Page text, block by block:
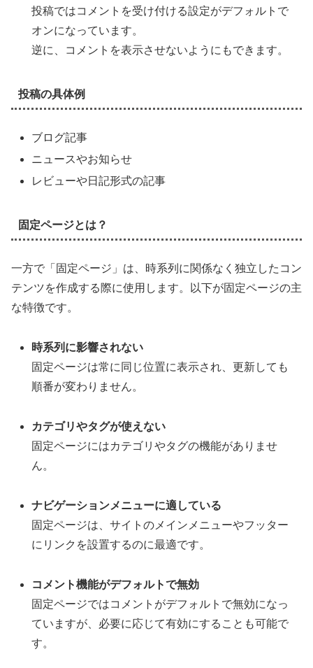
投稿ではコメントを受け付ける設定がデフォルトで
オンになっています。
逆に、コメントを表示させないようにもできます。
投稿の具体例
ブログ記事
ニュースやお知らせ
レビューや日記形式の記事
固定ページとは？
一方で「固定ページ」は、時系列に関係なく独立したコン
テンツを作成する際に使用します。以下が固定ページの主
な特徴です。
時系列に影響されない
固定ページは常に同じ位置に表示され、更新しても
順番が変わりません。
カテゴリやタグが使えない
固定ページにはカテゴリやタグの機能がありませ
ん。
ナビゲーションメニューに適している
固定ページは、サイトのメインメニューやフッター
にリンクを設置するのに最適です。
コメント機能がデフォルトで無効
固定ページではコメントがデフォルトで無効になっ
ていますが、必要に応じて有効にすることも可能で
す。